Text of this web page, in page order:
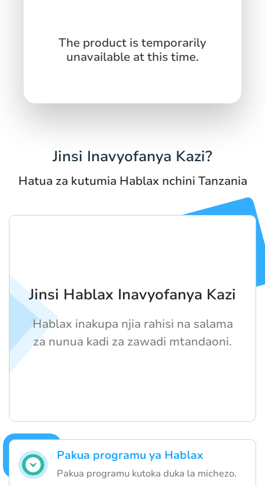
The product is temporarily
unavailable at this time.
Jinsi Inavyofanya Kazi?
Hatua za kutumia Hablax nchini Tanzania
Pakua programu ya Hablax
Pakua programu kutoka duka la michezo.
Jinsi Hablax Inavyofanya Kazi
Hablax inakupa njia rahisi na salama
za nunua kadi za zawadi mtandaoni.